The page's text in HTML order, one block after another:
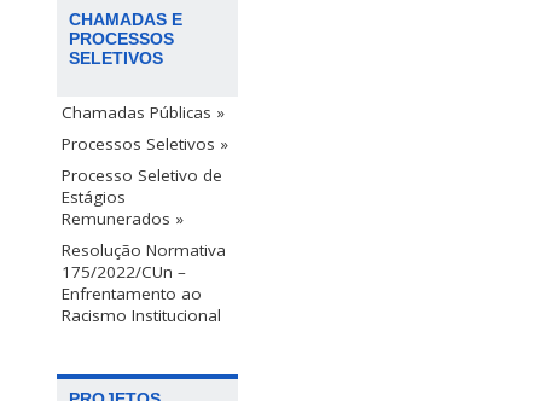
CHAMADAS E
PROCESSOS
SELETIVOS
Chamadas Públicas »
Processos Seletivos »
Processo Seletivo de
Estágios
Remunerados »
Resolução Normativa
175/2022/CUn –
Enfrentamento ao
Racismo Institucional